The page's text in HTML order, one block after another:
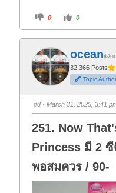
C
i
k
f
o
r
t
h
u
m
d
o
n
.
0
C
i
k
o
r
t
h
u
m
u
p
0
ocean
32,366 Posts
Topic Author
#8 · March 31, 2025, 3:41
251. Now
Princess มี 2 ซี
พอสมควร / 90-